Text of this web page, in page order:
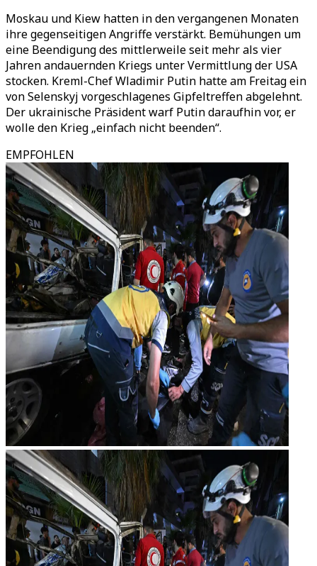
Moskau und Kiew hatten in den vergangenen Monaten
ihre gegenseitigen Angriffe verstärkt. Bemühungen um
eine Beendigung des mittlerweile seit mehr als vier
Jahren andauernden Kriegs unter Vermittlung der USA
stocken. Kreml-Chef Wladimir Putin hatte am Freitag ein
von Selenskyj vorgeschlagenes Gipfeltreffen abgelehnt.
Der ukrainische Präsident warf Putin daraufhin vor, er
wolle den Krieg „einfach nicht beenden“.
EMPFOHLEN